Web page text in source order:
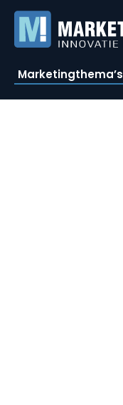
Marketingthema’s